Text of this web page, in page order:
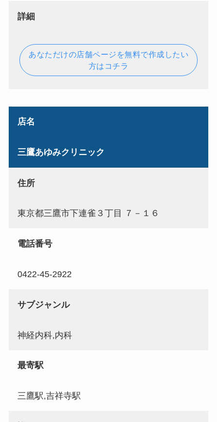
詳細
あなただけの店舗ページを無料で作成したい
方はコチラ
店名
三鷹あゆみクリニック
住所
東京都三鷹市下連雀３丁目 ７－１６
電話番号
0422-45-2922
サブジャンル
神経内科,内科
最寄駅
三鷹駅,吉祥寺駅